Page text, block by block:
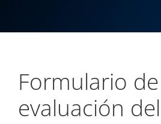
Sala de prensa
Contáctanos
Formulario de
evaluación